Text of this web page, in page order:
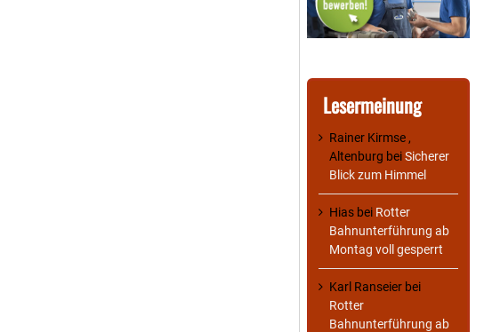
Lesermeinung
Rainer Kirmse ,
Altenburg beiSicherer
Blick zum Himmel
Hias bei Rotter
Bahnunterführung ab
Montag voll gesperrt
Karl Ranseier bei
Rotter
Bahnunterführung ab